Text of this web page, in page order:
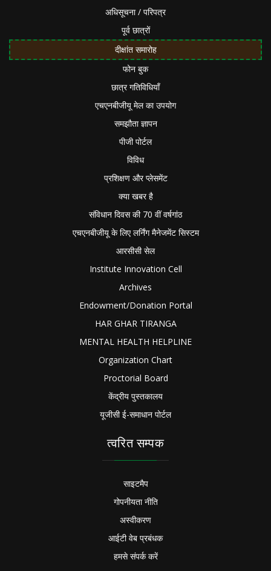
अधिसूचना / परिपत्र
पूर्व छात्रों
दीक्षांत समारोह
फोन बुक
छात्र गतिविधियाँ
एचएनबीजीयू मेल का उपयोग
समझौता ज्ञापन
पीजी पोर्टल
विविध
प्रशिक्षण और प्लेसमेंट
क्या खबर है
संविधान दिवस की 70 वीं वर्षगांठ
एचएनबीजीयू के लिए लर्निंग मैनेजमेंट सिस्टम
आरसीसी सेल
Institute Innovation Cell
Archives
Endowment/Donation Portal
HAR GHAR TIRANGA
MENTAL HEALTH HELPLINE
Organization Chart
Proctorial Board
केंद्रीय पुस्तकालय
यूजीसी ई-समाधान पोर्टल
त्वरित सम्पक
साइटमैप
गोपनीयता नीति
अस्वीकरण
आईटी वेब प्रबंधक
हमसे संपर्क करें